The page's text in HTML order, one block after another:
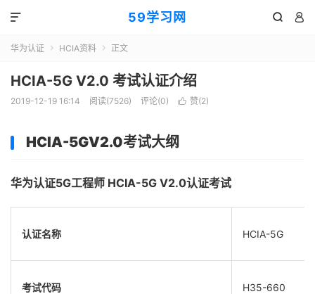
59学习网  

华为认证  HCIA资料  正文
HCIA-5G V2.0 考试认证介绍
2019-12-19 16:14 阅读(7526) 评论(0)  赞(2)
HCIA-5GV2.0考试大纲
华为认证5G工程师 HCIA-5G V2.0认证考试
认证名称 HCIA-5G
考试代码 H35-660